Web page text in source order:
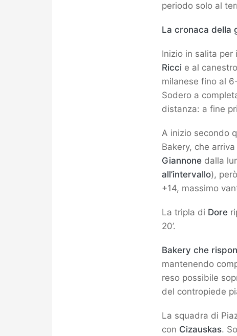
periodo solo al
La cronaca della
Inizio in salita
Ricci e al
milanese fino al
Sodero a
distanza: a fine
A inizio secondo
Bakery, che
Giannone dalla
all’intervallo),
+14, massimo
La tripla di Dore
20’.
Bakery che
mantenendo
reso possibile
del contropiede
La squadra di
con Cizauskas.